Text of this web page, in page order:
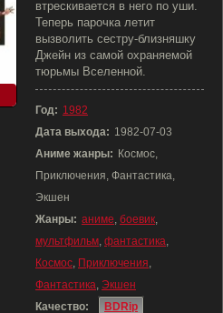
втрескивается в него по уши.
Теперь парочка летит
вызволить сестру-близняшку
Джейн из самой охраняемой
тюрьмы Вселенной.
Год: 1982
Дата выхода: 1982-07-03
Аниме жанры: Космос,
Приключения, Фантастика,
Экшен
Жанры: аниме, боевик,
мультфильм, фантастика,
Космос, Приключения,
Фантастика, Экшен
Качество:
BDRip